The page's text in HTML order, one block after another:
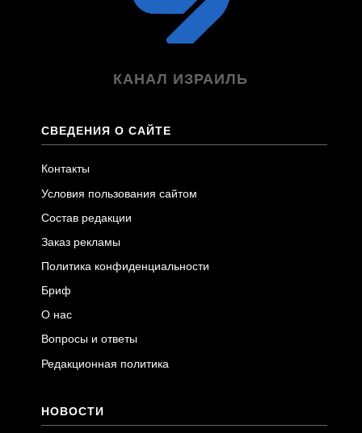
КАНАЛ ИЗРАИЛЬ
СВЕДЕНИЯ О САЙТЕ
Контакты
Условия пользования сайтом
Состав редакции
Заказ рекламы
Политика конфиденциальности
Бриф
О нас
Вопросы и ответы
Редакционная политика
НОВОСТИ